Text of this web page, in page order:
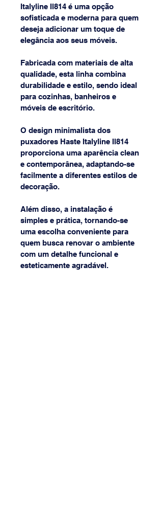
Italyline Il814 é uma opção
sofisticada e moderna para quem
deseja adicionar um toque de
elegância aos seus móveis.
Fabricada com materiais de alta
qualidade, esta linha combina
durabilidade e estilo, sendo ideal
para cozinhas, banheiros e
móveis de escritório.
O design minimalista dos
puxadores Haste Italyline Il814
proporciona uma aparência clean
e contemporânea, adaptando-se
facilmente a diferentes estilos de
decoração.
Além disso, a instalação é
simples e prática, tornando-se
uma escolha conveniente para
quem busca renovar o ambiente
com um detalhe funcional e
esteticamente agradável.